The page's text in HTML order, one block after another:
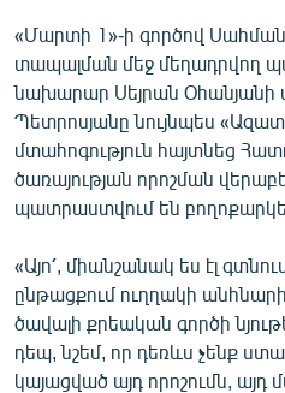
«Մարտի 1»-ի գործով
տապալման մեջ մեղադրվող
նախարար Սեյրան
Պետրոսյանը նույնպես
մտահոգություն հայտնեց
ծառայության որոշման
պատրաստվում են բողոքարկել
«Այո՛, միանշանակ ես էլ
ընթացքում ուղղակի
ծավալի քրեական գործի
դեպ, նշեմ, որ դեռևս չենք
կայացված այդ որոշումն, այդ